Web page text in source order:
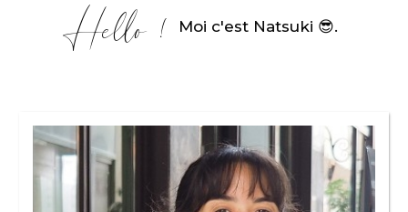
Hello ! Moi c'est Natsuki 😎.